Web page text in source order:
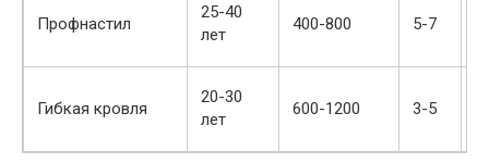
Профнастил
25-40
лет
400-800 5-7
Гибкая кровля
20-30
лет
600-1200 3-5